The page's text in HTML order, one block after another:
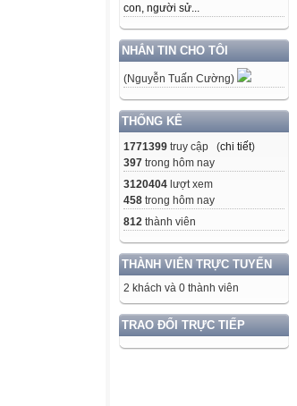
con, người sử...
NHẮN TIN CHO TÔI
(Nguyễn Tuấn Cường)
THỐNG KÊ
1771399 truy cập (chi tiết)
397 trong hôm nay
3120404 lượt xem
458 trong hôm nay
812 thành viên
THÀNH VIÊN TRỰC TUYẾN
2 khách và 0 thành viên
TRAO ĐỔI TRỰC TIẾP